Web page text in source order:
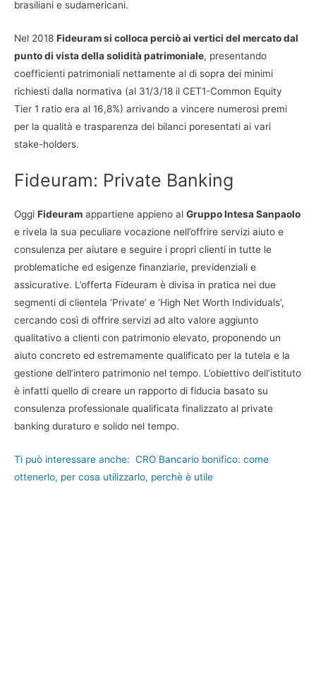
brasiliani e sudamericani.
Nel 2018 Fideuram si colloca perciò ai vertici del mercato dal
punto di vista della solidità patrimoniale, presentando
coefficienti patrimoniali nettamente al di sopra dei minimi
richiesti dalla normativa (al 31/3/18 il CET1-Common Equity
Tier 1 ratio era al 16,8%) arrivando a vincere numerosi premi
per la qualità e trasparenza dei bilanci poresentati ai vari
stake-holders.
Fideuram: Private Banking
Oggi Fideuram appartiene appieno al Gruppo Intesa Sanpaolo
e rivela la sua peculiare vocazione nell’offrire servizi aiuto e
consulenza per aiutare e seguire i propri clienti in tutte le
problematiche ed esigenze finanziarie, previdenziali e
assicurative. L’offerta Fideuram è divisa in pratica nei due
segmenti di clientela ‘Private’ e ‘High Net Worth Individuals’,
cercando così di offrire servizi ad alto valore aggiunto
qualitativo a clienti con patrimonio elevato, proponendo un
aiuto concreto ed estremamente qualificato per la tutela e la
gestione dell’intero patrimonio nel tempo. L’obiettivo dell’istituto
è infatti quello di creare un rapporto di fiducia basato su
consulenza professionale qualificata finalizzato al private
banking duraturo e solido nel tempo.
Ti può interessare anche: CRO Bancario bonifico: come
ottenerlo, per cosa utilizzarlo, perchè è utile